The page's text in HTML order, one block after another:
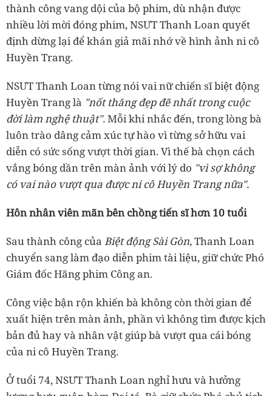
thành công vang dội của bộ phim, dù nhận được
nhiều lời mời đóng phim, NSƯT Thanh Loan quyết
định dừng lại để khán giả mãi nhớ về hình ảnh ni cô
Huyền Trang.
NSƯT Thanh Loan từng nói vai nữ chiến sĩ biệt động
Huyền Trang là "nốt thăng đẹp đẽ nhất trong cuộc
đời làm nghệ thuật".Mỗi khi nhắc đến, trong lòng bà
luôn trào dâng cảm xúc tự hào vì từng sở hữu vai
diễn có sức sống vượt thời gian. Vì thế bà chọn cách
vắng bóng dần trên màn ảnh với lý do "vì sợ không
có vai nào vượt qua được ni cô Huyền Trang nữa".
Hôn nhân viên mãn bên chồng tiến sĩ hơn 10 tuổi
Sau thành công của Biệt động Sài Gòn,Thanh Loan
chuyển sang làm đạo diễn phim tài liệu, giữ chức Phó
Giám đốc Hãng phim Công an.
Công việc bận rộn khiến bà không còn thời gian để
xuất hiện trên màn ảnh, phần vì không tìm được kịch
bản đủ hay và nhân vật giúp bà vượt qua cái bóng
của ni cô Huyền Trang.
Ở tuổi 74, NSƯT Thanh Loan nghỉ hưu và hưởng